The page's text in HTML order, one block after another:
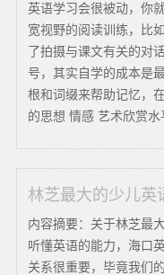
英语学习会很被动，你
宽视野的阅读训练，比
了拍摄与课文有关的对
号，其实自学的成本是
根和词缀来帮助记忆，
的思想 情感 艺术欣赏水
林芝最大的少儿英
内容摘要：关于林芝最
听懂英语的能力，海口
关系很重要，毕竟我们